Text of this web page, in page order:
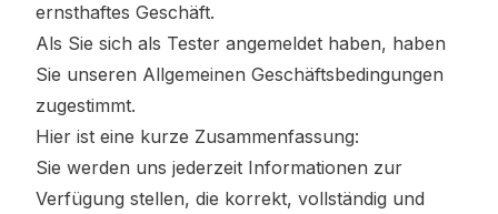
ernsthaftes Geschäft.
Als Sie sich als Tester angemeldet haben, haben
Sie unseren Allgemeinen Geschäftsbedingungen
zugestimmt.
Hier ist eine kurze Zusammenfassung:
Sie werden uns jederzeit Informationen zur
Verfügung stellen, die korrekt, vollständig und